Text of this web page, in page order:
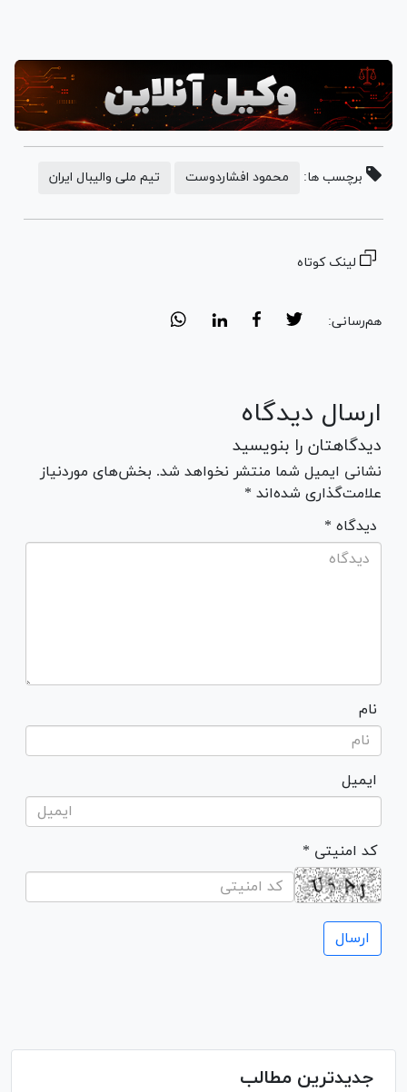
برچسب ها: محمود افشاردوست تیم ملی والیبال ایران
لینک کوتاه
هم‌رسانی:
ارسال دیدگاه
دیدگاهتان را بنویسید
نشانی ایمیل شما منتشر نخواهد شد. بخش‌های موردنیاز
علامت‌گذاری شده‌اند *
* دیدگاه
نام
ایمیل
* کد امنیتی
جدیدترین مطالب